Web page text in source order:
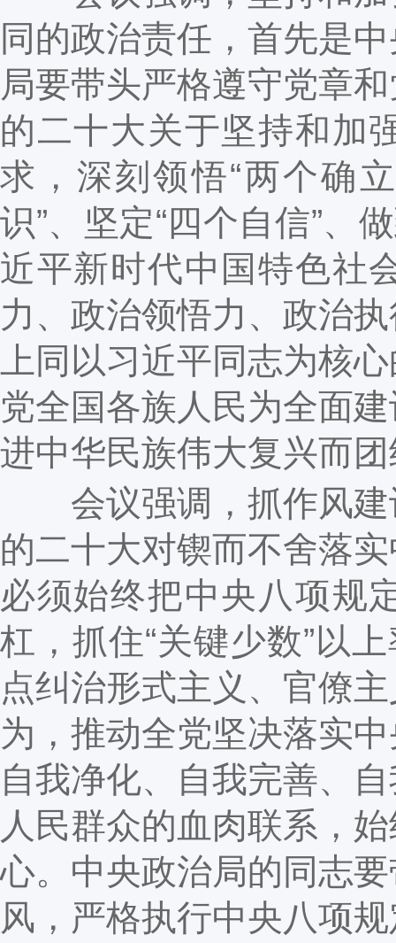
同的政治责任，首先是
局要带头严格遵守党章
的二十大关于坚持和加
求，深刻领悟“两个确
识”、坚定“四个自信”、
近平新时代中国特色社
力、政治领悟力、政治
上同以习近平同志为核
党全国各族人民为全面
进中华民族伟大复兴而
会议强调，抓作风建
的二十大对锲而不舍落
必须始终把中央八项规
杠，抓住“关键少数”以
点纠治形式主义、官僚
为，推动全党坚决落实
自我净化、自我完善、
人民群众的血肉联系，
心。中央政治局的同志
风，严格执行中央八项